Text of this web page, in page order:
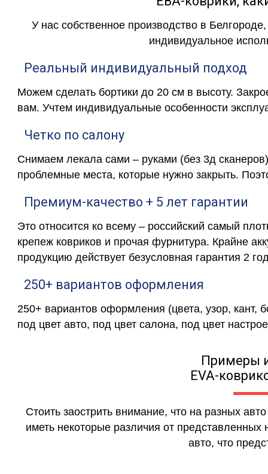
У нас собственное производство в
индивидуальное
Реальный индивидуальный подход
Можем сделать бортики до 20 см в высоту.
вам. Учтем индивидуальные особенности
Четко по салону
Снимаем лекала сами – руками (без 3д
проблемные места, которые нужно закрыть.
Премиум-качество + 5 лет гарантии
Это относится ко всему – российский самый
крепеж ковриков и прочая фурнитура. Крайне
продукцию действует безусловная гарантия 2
250+ вариантов оформления
250+ вариантов оформления (цвета, узор, кант,
под цвет авто, под цвет салона, под цвет
Примеры
EVA-
Стоить заострить внимание, что на разных
иметь некоторые различия от
авто, что